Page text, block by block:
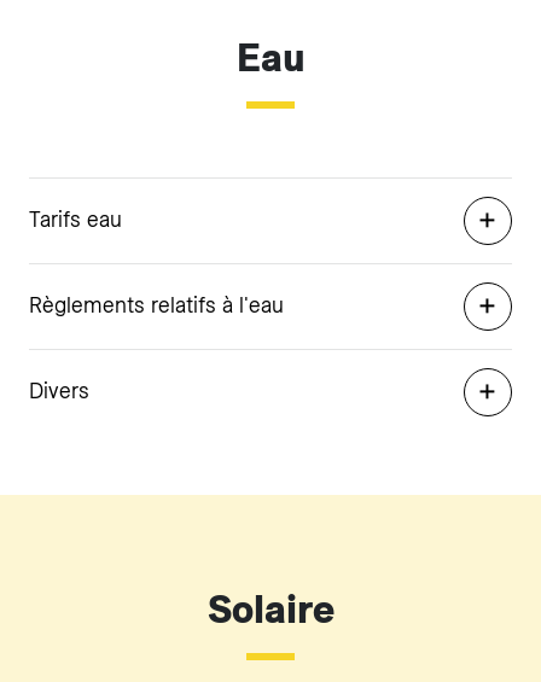
Eau
Tarifs eau
Règlements relatifs à l'eau
Divers
Solaire